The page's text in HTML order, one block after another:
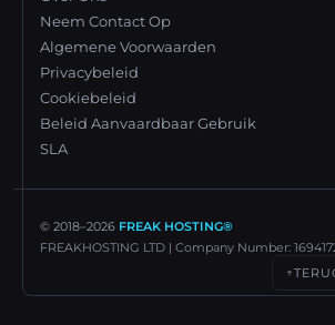
Neem Contact Op
Algemene Voorwaarden
Privacybeleid
Cookiebeleid
Beleid Aanvaardbaar Gebruik
SLA
© 2018–2026 FREAK HOSTING®
FREAKHOSTING LTD | Company Number:
↑